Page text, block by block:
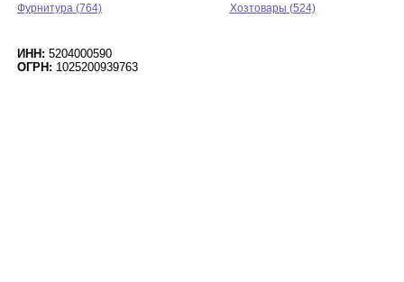
Фурнитура (764)
Хозтовары (524)
ИНН: 5204000590
ОГРН: 1025200939763